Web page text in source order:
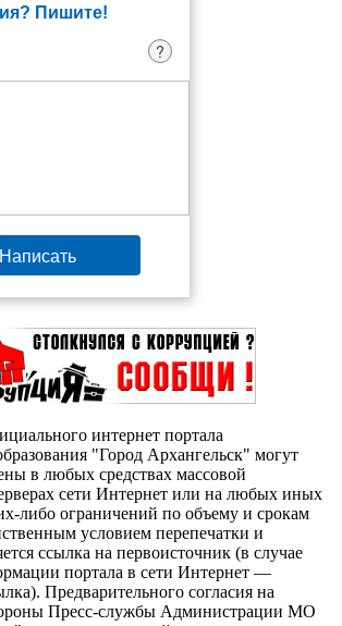
Пишите!
?
Написать
интернет портала
"Город Архангельск" могут
в любых средствах массовой
сети Интернет или на любых иных
либо ограничений по объему и срокам
условием перепечатки и
ссылка на первоисточник (в случае
портала в сети Интернет —
Предварительного согласия на
Пресс-службы Администрации МО